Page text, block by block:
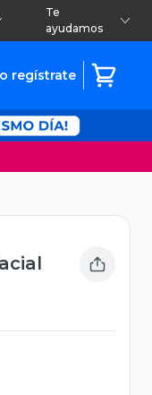
Te
ayudamos
regístrate